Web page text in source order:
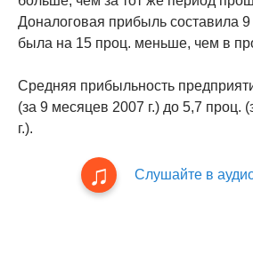
Доналоговая прибыль составила
была на 15 проц. меньше, чем в
Средняя прибыльность
(за 9 месяцев 2007 г.) до 5,7 проц.
г.).
Слушайте в